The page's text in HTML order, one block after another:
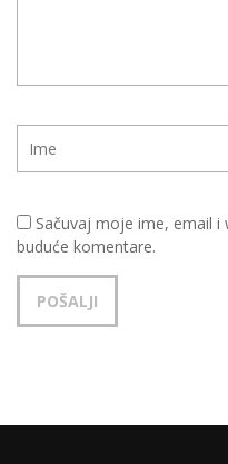
Sačuvaj moje ime, email
buduće komentare.